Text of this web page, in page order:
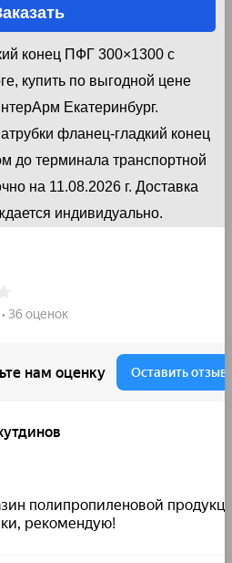
конец ПФГ 300×1300 с
купить по выгодной цене
Екатеринбург.
фланец-гладкий конец
до терминала транспортной
на 11.08.2026 г. Доставка
индивидуально.